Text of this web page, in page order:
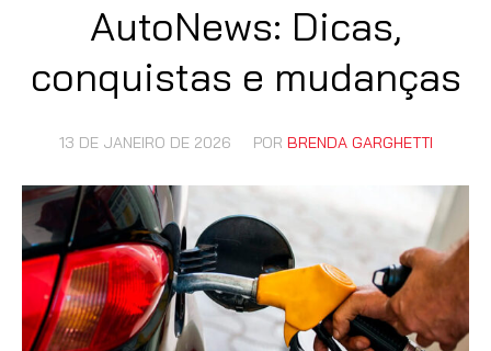
AutoNews: Dicas,
conquistas e mudanças
13 DE JANEIRO DE 2026 POR BRENDA GARGHETTI